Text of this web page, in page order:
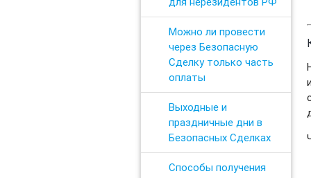
Можно ли провести
через Безопасную
Сделку только часть
оплаты
Выходные и
праздничные дни в
Безопасных Сделках
Способы получения